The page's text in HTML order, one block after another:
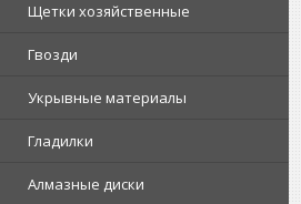
Щетки хозяйственные
Гвозди
Укрывные материалы
Гладилки
Алмазные диски